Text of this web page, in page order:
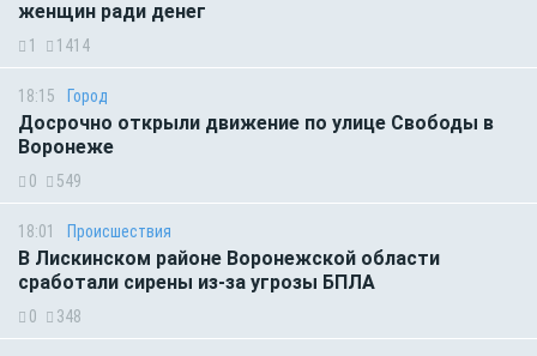
женщин ради денег
1 1414
18:15 Город
Досрочно открыли движение по улице Свободы в
Воронеже
0 549
18:01 Происшествия
В Лискинском районе Воронежской области
сработали сирены из-за угрозы БПЛА
0 348